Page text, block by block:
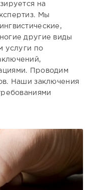
на
Мы
другие виды
услуги по
Проводим
Наши заключения